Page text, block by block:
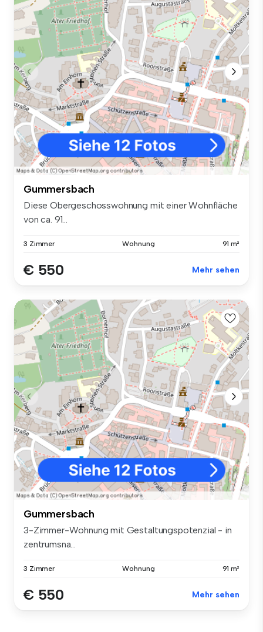
Gummersbach
Diese Obergeschosswohnung mit einer Wohnfläche
von ca. 91...
3 Zimmer Wohnung 91 m²
€ 550 Mehr sehen
Gummersbach
3-Zimmer-Wohnung mit Gestaltungspotenzial - in
zentrumsna...
3 Zimmer Wohnung 91 m²
€ 550 Mehr sehen